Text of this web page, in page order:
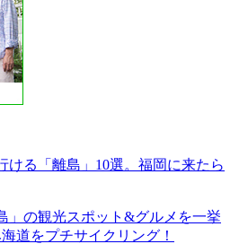
ける「離島」10選。福岡に来たら
」の観光スポット&グルメを一挙
道をプチサイクリング！